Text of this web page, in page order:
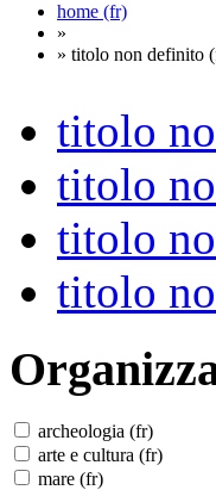
home (fr)
»
» titolo non definito
titolo
titolo
titolo
titolo
archeologia (fr)
arte e cultura (fr)
mare (fr)